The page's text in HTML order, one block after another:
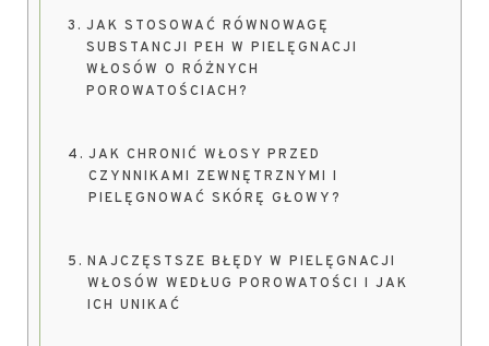
JAK STOSOWAĆ RÓWNOWAGĘ
SUBSTANCJI PEH W PIELĘGNACJI
WŁOSÓW O RÓŻNYCH
POROWATOŚCIACH?
JAK CHRONIĆ WŁOSY PRZED
CZYNNIKAMI ZEWNĘTRZNYMI I
PIELĘGNOWAĆ SKÓRĘ GŁOWY?
NAJCZĘSTSZE BŁĘDY W PIELĘGNACJI
WŁOSÓW WEDŁUG POROWATOŚCI I JAK
ICH UNIKAĆ